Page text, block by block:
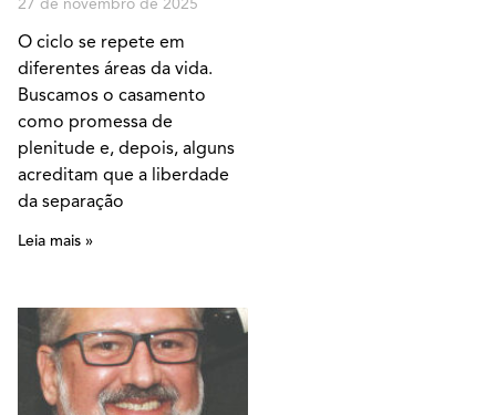
O ciclo se repete em
diferentes áreas da vida.
Buscamos o casamento
como promessa de
plenitude e, depois, alguns
acreditam que a liberdade
da separação
Leia mais »